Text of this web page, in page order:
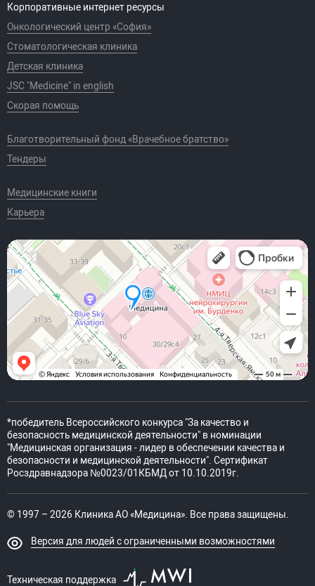
Корпоративные интернет ресурсы
Онкологический центр «София»
Стоматологическая клиника
Детская клиника
JSC "Medicine" in english
Скорая помощь
Благотворительный фонд «Врачебное братство»
Тендеры
Медицинские книги
Карьера
*победитель Всероссийского конкурса "За качество и
безопасность медицинской деятельности" в номинации
"Медицинская организация - лидер в обеспечении качества и
безопасности и медицинской деятельности". Сертификат
Росздравнадзора №0023/01КБМД от 10.10.2019г.
© 1997 – 2026 Клиника АО «Медицина». Все права защищены.
Версия для людей с ограниченными возможностями
Техническая поддержка